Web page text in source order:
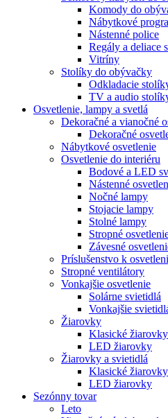
Komody do
Nábytkové
Nástenné police
Regály a deliace
Vitríny
Stolíky do obývačky
Odkladacie
TV a audio
Osvetlenie, lampy a svetlá
Dekoračné a vianočné
Dekoračné
Nábytkové osvetlenie
Osvetlenie do interiéru
Bodové a LED
Nástenné
Nočné lampy
Stojacie lampy
Stolné lampy
Stropné
Závesné
Príslušenstvo k
Stropné ventilátory
Vonkajšie osvetlenie
Solárne svietidlá
Vonkajšie
Žiarovky
Klasické žiarovky
LED žiarovky
Žiarovky a svietidlá
Klasické žiarovky
LED žiarovky
Sezónny tovar
Leto